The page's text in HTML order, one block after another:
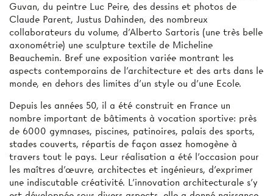
Guvan, du peintre Luc Peire, des dessins et photos de
Claude Parent, Justus Dahinden, des nombreux
collaborateurs du volume, d'Alberto Sartoris (une très belle
axonométrie) une sculpture textile de Micheline
Beauchemin. Bref une exposition variée montrant les
aspects contemporains de l'architecture et des arts dans le
monde, en dehors des limites d'un style ou d'une Ecole.
Depuis les années 50, il a été construit en France un
nombre important de bâtiments à vocation sportive: près
de 6000 gymnases, piscines, patinoires, palais des sports,
stades couverts, répartis de façon assez homogène à
travers tout le pays. Leur réalisation a été l'occasion pour
les maîtres d'œuvre, architectes et ingénieurs, d'exprimer
une indiscutable créativité. L'innovation architecturale s'y